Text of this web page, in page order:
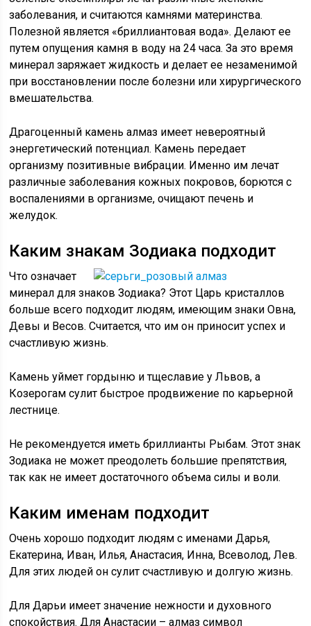
заболевания, и считаются камнями материнства.
Полезной является «бриллиантовая вода». Делают ее
путем опущения камня в воду на 24 часа. За это время
минерал заряжает жидкость и делает ее незаменимой
при восстановлении после болезни или хирургического
вмешательства.
Драгоценный камень алмаз имеет невероятный
энергетический потенциал. Камень передает
организму позитивные вибрации. Именно им лечат
различные заболевания кожных покровов, борются с
воспалениями в организме, очищают печень и
желудок.
Каким знакам Зодиака подходит
Что означает
минерал для знаков Зодиака? Этот Царь кристаллов
больше всего подходит людям, имеющим знаки Овна,
Девы и Весов. Считается, что им он приносит успех и
счастливую жизнь.
Камень уймет гордыню и тщеславие у Львов, а
Козерогам сулит быстрое продвижение по карьерной
лестнице.
Не рекомендуется иметь бриллианты Рыбам. Этот знак
Зодиака не может преодолеть большие препятствия,
так как не имеет достаточного объема силы и воли.
Каким именам подходит
Очень хорошо подходит людям с именами Дарья,
Екатерина, Иван, Илья, Анастасия, Инна, Всеволод, Лев.
Для этих людей он сулит счастливую и долгую жизнь.
Для Дарьи имеет значение нежности и духовного
спокойствия. Для Анастасии – алмаз символ